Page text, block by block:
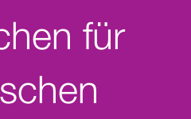
für